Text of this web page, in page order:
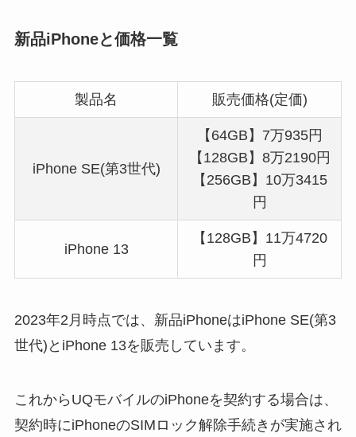
新品iPhoneと価格一覧
製品名 販売価格(定価)
iPhone SE(第3世代)
【64GB】7万935円
【128GB】8万2190円
【256GB】10万3415
円
iPhone 13
【128GB】11万4720
円
2023年2月時点では、新品iPhoneはiPhone SE(第3
世代)とiPhone 13を販売しています。
これからUQモバイルのiPhoneを契約する場合は、
契約時にiPhoneのSIMロック解除手続きが実施され